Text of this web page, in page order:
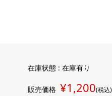
在庫状態 : 在庫有り
販売価格 ¥1,200(税込)